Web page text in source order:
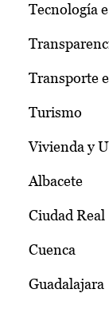
Tecnología
Transporte
Turismo
Vivienda y
Albacete
Ciudad Real
Cuenca
Guadalajara